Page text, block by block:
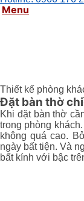
Menu
Thiết kế phòng
Đặt bàn thờ
Khi đặt bàn thờ
trong phòng
không quá cao.
ngày bất tiện. Và
bất kính với bậc